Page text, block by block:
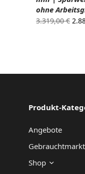
ohne
3.319,00€
Produkt-
Angebote
Gebrauchtmarkt
Shop